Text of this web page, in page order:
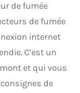
de fumée
de fumée
internet
C’est un
et qui vous
de